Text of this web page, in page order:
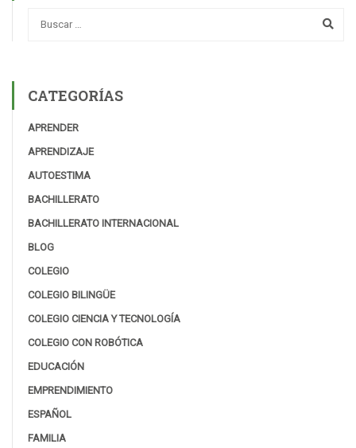
CATEGORÍAS
APRENDER
APRENDIZAJE
AUTOESTIMA
BACHILLERATO
BACHILLERATO INTERNACIONAL
BLOG
COLEGIO
COLEGIO BILINGÜE
COLEGIO CIENCIA Y TECNOLOGÍA
COLEGIO CON ROBÓTICA
EDUCACIÓN
EMPRENDIMIENTO
ESPAÑOL
FAMILIA